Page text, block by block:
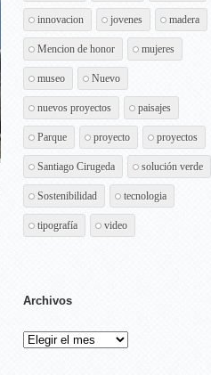
innovacion jovenes madera
Mencion de honor mujeres
museo Nuevo
nuevos proyectos paisajes
Parque proyecto proyectos
Santiago Cirugeda solución verde
Sostenibilidad tecnologia
tipografía video
Archivos
Archivos